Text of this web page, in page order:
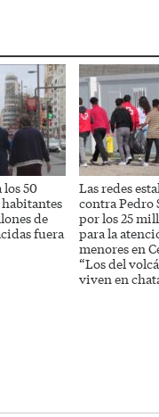
los 50
de
fuera
Las redes
contra Pedro
por los 25
para la
menores en
“Los del
viven en